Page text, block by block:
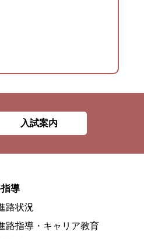
入試案内
導
路状況
路指導・キャリア教育